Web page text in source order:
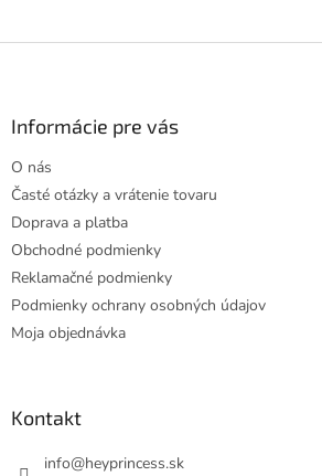
Informácie pre vás
O nás
Časté otázky a vrátenie tovaru
Doprava a platba
Obchodné podmienky
Reklamačné podmienky
Podmienky ochrany osobných údajov
Moja objednávka
Kontakt
info@heyprincess.sk